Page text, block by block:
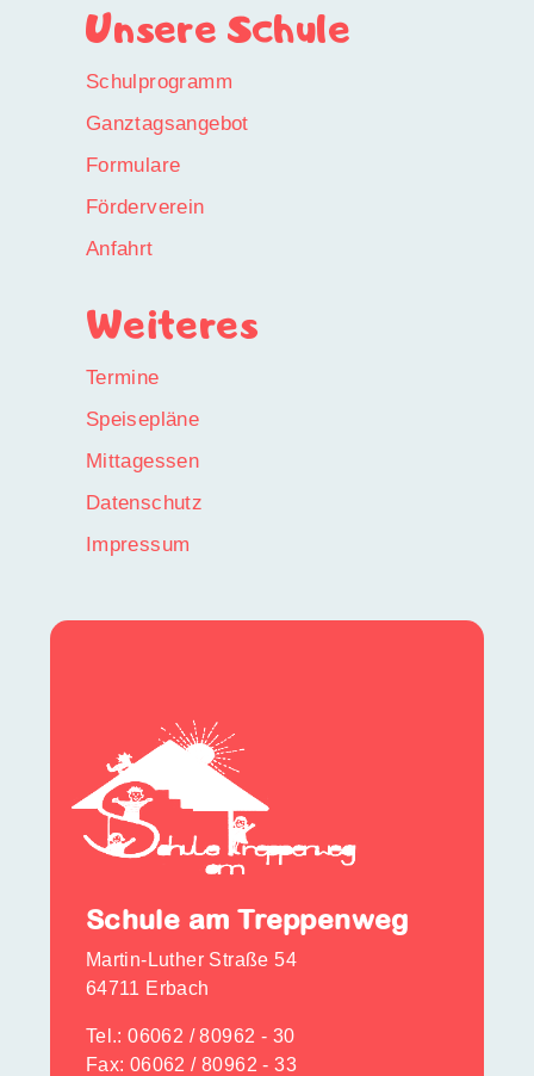
Unsere Schule
Schulprogramm
Ganztagsangebot
Formulare
Förderverein
Anfahrt
Weiteres
Termine
Speisepläne
Mittagessen
Datenschutz
Impressum
Schule am Treppenweg
Martin-Luther Straße 54
64711 Erbach
Tel.:06062 / 80962 - 30
Fax: 06062 / 80962 - 33